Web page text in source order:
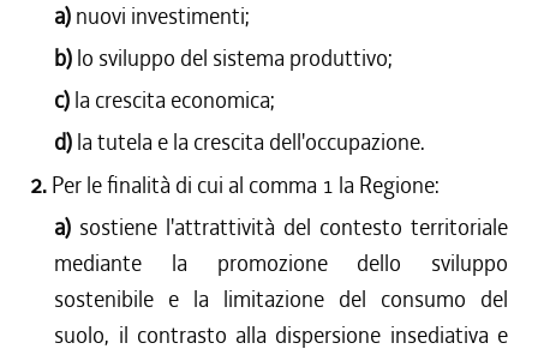
a) nuovi investimenti;
b) lo sviluppo del sistema produttivo;
c) la crescita economica;
d) la tutela e la crescita dell'occupazione.
2. Per le finalità di cui al comma 1 la Regione:
a) sostiene l'attrattività del contesto territoriale
mediante la promozione dello sviluppo
sostenibile e la limitazione del consumo del
suolo, il contrasto alla dispersione insediativa e